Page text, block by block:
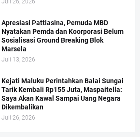
Juli 26, 2026
Apresiasi Pattiasina, Pemuda MBD
Nyatakan Pemda dan Koorporasi Belum
Sosialisasi Ground Breaking Blok
Marsela
Juli 13, 2026
Kejati Maluku Perintahkan Balai Sungai
Tarik Kembali Rp155 Juta, Maspaitella:
Saya Akan Kawal Sampai Uang Negara
Dikembalikan
Juli 26, 2026